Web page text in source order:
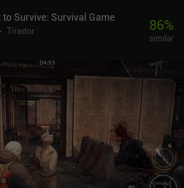
to Survive: Survival Game
Tirador
86%
similar